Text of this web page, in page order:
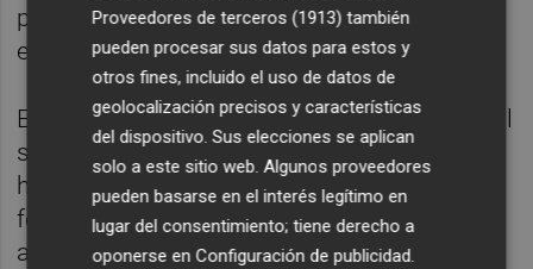
proactiva y eficiente de los recursos
energéticos.
El alcance del proyecto ha abarcado desde el
suministro e instalación de los equipos
hasta la puesta en marcha del sistema y la
formación de los usuarios, incluyendo la
adaptación de la aplicación a las
Proveedores de terceros (1913) también
pueden procesar sus datos para estos y
otros fines, incluido el uso de datos de
geolocalización precisos y características
del dispositivo. Sus elecciones se aplican
solo a este sitio web. Algunos proveedores
pueden basarse en el interés legítimo en
lugar del consentimiento; tiene derecho a
oponerse enConfiguración de publicidad